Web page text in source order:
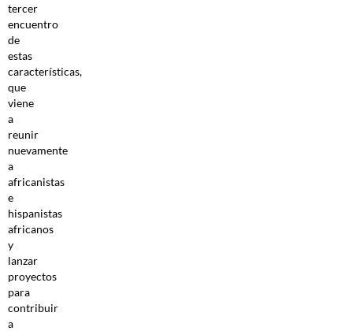
tercer
encuentro
de
estas
características,
que
viene
a
reunir
nuevamente
a
africanistas
e
hispanistas
africanos
y
lanzar
proyectos
para
contribuir
a